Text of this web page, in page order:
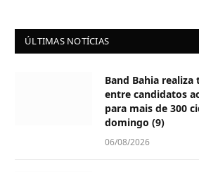
ÚLTIMAS NOTÍCIAS
Band Bahia
entre candidatos
para mais de 300
domingo (9)
06/08/2026